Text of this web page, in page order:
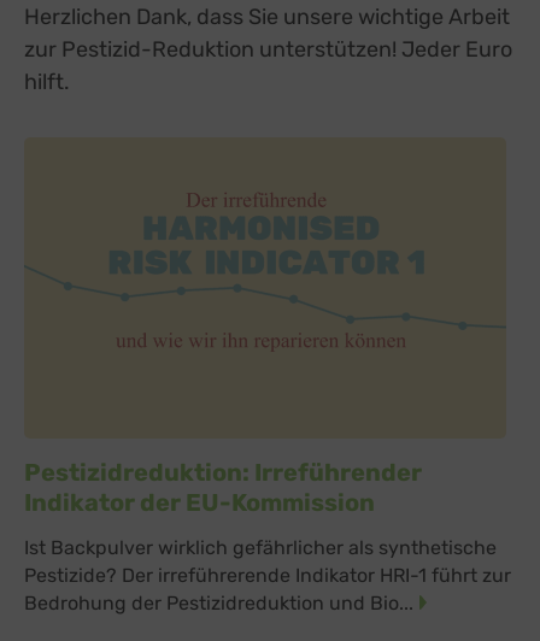
Herzlichen Dank, dass Sie unsere wichtige Arbeit
zur Pestizid-Reduktion unterstützen! Jeder Euro
hilft.
Pestizidreduktion: Irreführender
Indikator der EU-Kommission
Ist Backpulver wirklich gefährlicher als synthetische
Pestizide? Der irreführerende Indikator HRI-1 führt zur
Bedrohung der Pestizidreduktion und Bio...